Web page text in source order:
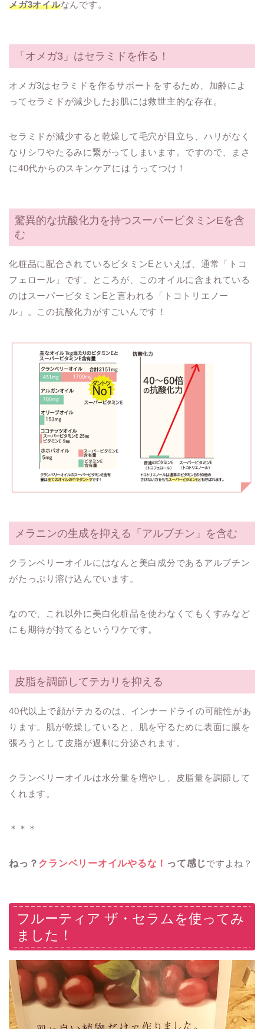
メガ3オイルなんです。
「オメガ3」はセラミドを作る！
オメガ3はセラミドを作るサポートをするため、加齢によ
ってセラミドが減少したお肌には救世主的な存在。
セラミドが減少すると乾燥して毛穴が目立ち、ハリがなく
なりシワやたるみに繋がってしまいます。ですので、まさ
に40代からのスキンケアにはうってつけ！
驚異的な抗酸化力を持つスーパービタミンEを含
む
化粧品に配合されているビタミンEといえば、通常「トコ
フェロール」です。ところが、このオイルに含まれている
のはスーパービタミンEと言われる「トコトリエノー
ル」。この抗酸化力がすごいんです！
メラニンの生成を抑える「アルブチン」を含む
クランベリーオイルにはなんと美白成分であるアルブチン
がたっぷり溶け込んでいます。
なので、これ以外に美白化粧品を使わなくてもくすみなど
にも期待が持てるというワケです。
皮脂を調節してテカリを抑える
40代以上で顔がテカるのは、インナードライの可能性があ
ります。肌が乾燥していると、肌を守るために表面に膜を
張ろうとして皮脂が過剰に分泌されます。
クランベリーオイルは水分量を増やし、皮脂量を調節して
くれます。
＊＊＊
ねっ？ クランベリーオイルやるな！ って感じですよね？
フルーティア ザ・セラムを使ってみ
ました！